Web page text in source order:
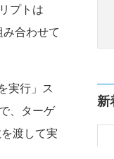
プトは
合わせて
実行」ス
、ターゲ
渡して実
新